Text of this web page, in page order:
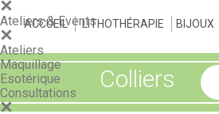
Ateliers & Events
Ateliers
Maquillage
Esotérique
Consultations
ACCUEIL> LITHOTHÉRAPIE BIJOUX
Colliers